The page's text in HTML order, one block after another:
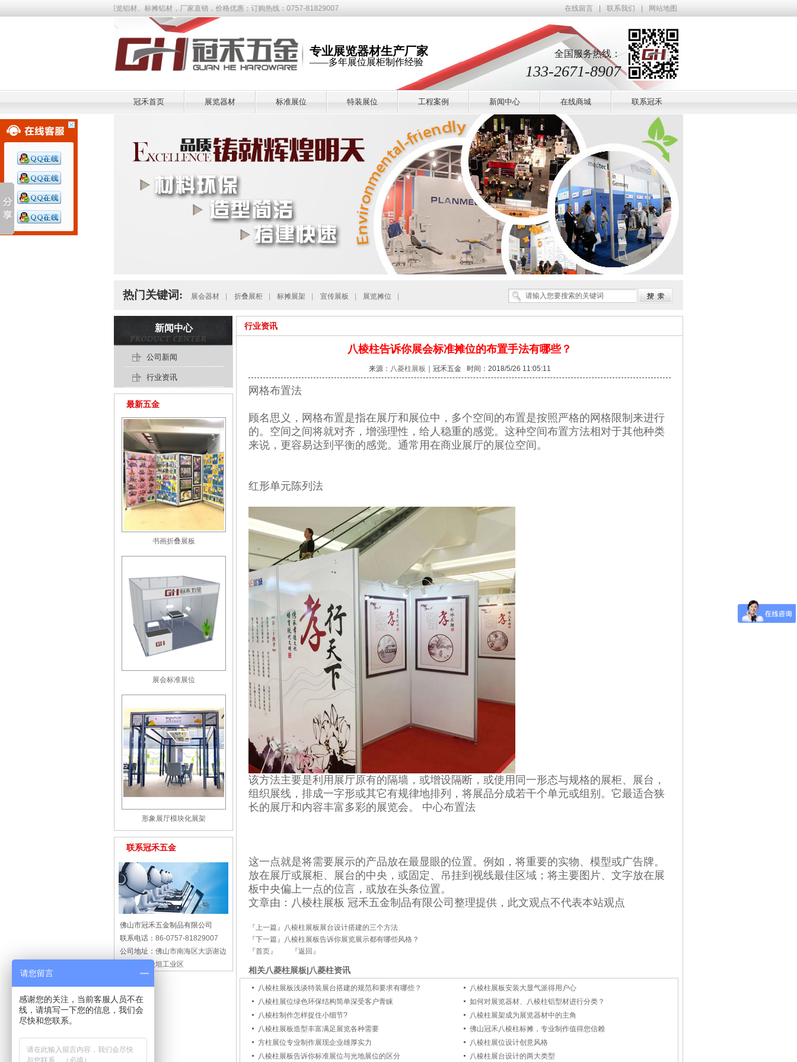
、铝展柜、标准展位、展览铝材、标摊铝材，厂家直销，价格优惠；订购热线：0757-81829007 在线留言 联系我们 网站地图
全国服务热线：
133-2671-8907
专业展览器材生产厂家
——多年展位展柜制作经验
冠禾首页 展览器材 标准展位 特装展位 工程案例 新闻中心 在线商城 联系冠禾
热门关键词: 展会器材 折叠展柜 标摊展架 宣传展板 展览摊位
行业资讯
八棱柱告诉你展会标准摊位的布置手法有哪些？
来源： 八菱柱展板 ｜冠禾五金 时间：2018/5/26 11:05:11
网格布置法
顾名思义，网格布置是指在展厅和展位中，多个空间的布置是按照严格的网格限制来进行
的。空间之间将就对齐，增强理性，给人稳重的感觉。这种空间布置方法相对于其他种类
来说，更容易达到平衡的感觉。通常用在商业展厅的展位空间。
红形单元陈列法
该方法主要是利用展厅原有的隔墙，或增设隔断，或使用同一形态与规格的展柜、展台，
组织展线，排成一字形或其它有规律地排列，将展品分成若干个单元或组别。它最适合狭
长的展厅和内容丰富多彩的展览会。 中心布置法
这一点就是将需要展示的产品放在最显眼的位置。例如，将重要的实物、模型或广告牌。
放在展厅或展柜、展台的中央，或固定、吊挂到视线最佳区域；将主要图片、文字放在展
板中央偏上一点的位言，或放在头条位置。
文章由：八棱柱展板 冠禾五金制品有限公司整理提供，此文观点不代表本站观点
『上一篇』 八棱柱展板展台设计搭建的三个方法
『下一篇』 八棱柱展板告诉你展览展示都有哪些风格？
『首页』
『返回』
相关八菱柱展板|八菱柱资讯
八棱柱展板浅谈特装展台搭建的规范和要求有哪些？
八棱柱展板安装大显气派得用户心
八棱柱展位绿色环保结构简单深受客户青睐
如何对展览器材、八棱柱铝型材进行分类？
八棱柱制作怎样捉住小细节?
八棱柱展架成为展览器材中的主角
八棱柱展板造型丰富满足展览各种需要
佛山冠禾八棱柱标摊，专业制作值得您信赖
方柱展位专业制作展现企业雄厚实力
八棱柱展位设计创意风格
八棱柱展板告诉你标准展位与光地展位的区分
八棱柱展台设计的两大类型
新闻中心
公司新闻
行业资讯
最新五金
书画折叠展板
展会标准展位
形象展厅模块化展架
联系冠禾五金
佛山市冠禾五金制品有限公司
联系电话： 86-0757-81829007
公司地址： 佛山市南海区大沥谢边
东义村二级坦工业区
请您留言
感谢您的关注，当前客服人员不在
线，请填写一下您的信息，我们会
尽快和您联系。